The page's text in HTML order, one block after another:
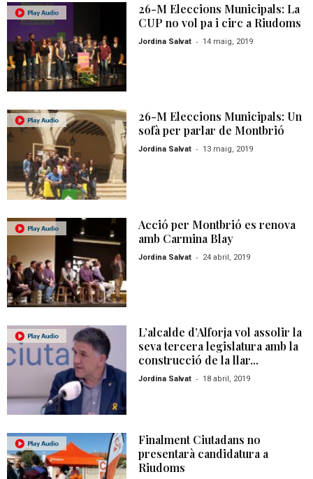
26-M Eleccions Municipals: La
CUP no vol pa i circ a Riudoms
Jordina Salvat - 14 maig, 2019
26-M Eleccions Municipals: Un
sofà per parlar de Montbrió
Jordina Salvat - 13 maig, 2019
Acció per Montbrió es renova
amb Carmina Blay
Jordina Salvat - 24 abril, 2019
L’alcalde d’Alforja vol assolir la
seva tercera legislatura amb la
construcció de la llar...
Jordina Salvat - 18 abril, 2019
Finalment Ciutadans no
presentarà candidatura a
Riudoms